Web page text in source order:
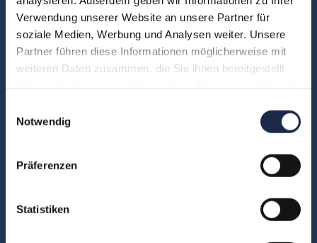
Verwendung unserer Website an unsere Partner für
soziale Medien, Werbung und Analysen weiter. Unsere
Partner führen diese Informationen möglicherweise mit
weiteren Daten zusammen, die Sie ihnen bereitgestellt
Notwendig
Präferenzen
Statistiken
Teilnehmerstimmen
Kontakt
Fachbereiche